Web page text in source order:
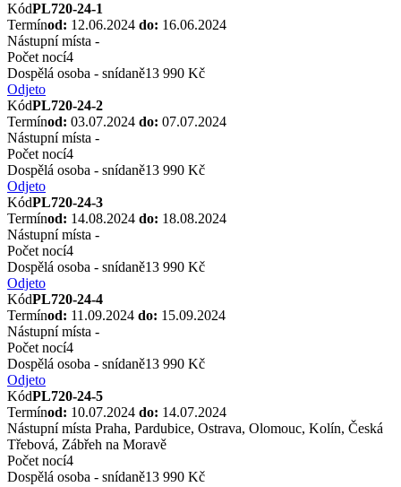
KódPL720-24-1
Termínod: 12.06.2024 do: 16.06.2024
Nástupní místa -
Počet nocí4
Dospělá osoba - snídaně13 990 Kč
Odjeto
KódPL720-24-2
Termínod: 03.07.2024 do: 07.07.2024
Nástupní místa -
Počet nocí4
Dospělá osoba - snídaně13 990 Kč
Odjeto
KódPL720-24-3
Termínod: 14.08.2024 do: 18.08.2024
Nástupní místa -
Počet nocí4
Dospělá osoba - snídaně13 990 Kč
Odjeto
KódPL720-24-4
Termínod: 11.09.2024 do: 15.09.2024
Nástupní místa -
Počet nocí4
Dospělá osoba - snídaně13 990 Kč
Odjeto
KódPL720-24-5
Termínod: 10.07.2024 do: 14.07.2024
Nástupní místa Praha, Pardubice, Ostrava, Olomouc, Kolín, Česká
Třebová, Zábřeh na Moravě
Počet nocí4
Dospělá osoba - snídaně13 990 Kč